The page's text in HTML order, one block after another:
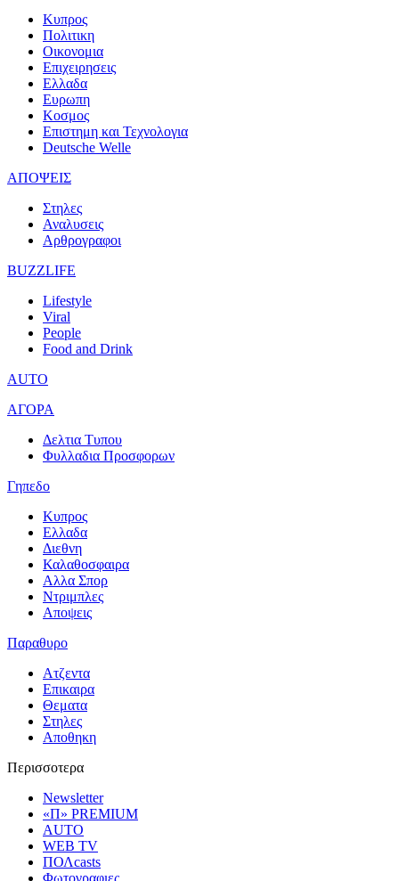
Κυπρος
Πολιτικη
Οικονομια
Επιχειρησεις
Ελλαδα
Ευρωπη
Κοσμος
Επιστημη και Τεχνολογια
Deutsche Welle
ΑΠΟΨΕΙΣ
Στηλες
Αναλυσεις
Αρθρογραφοι
BUZZLIFE
Lifestyle
Viral
People
Food and Drink
AUTO
ΑΓΟΡΑ
Δελτια Τυπου
Φυλλαδια Προσφορων
Γηπεδο
Κυπρος
Ελλαδα
Διεθνη
Καλαθοσφαιρα
Αλλα Σπορ
Ντριμπλες
Αποψεις
Παραθυρο
Ατζεντα
Επικαιρα
Θεματα
Στηλες
Αποθηκη
Περισσοτερα
Newsletter
«Π» PREMIUM
AUTO
WEB TV
ΠΟΛcasts
Φωτογραφιες